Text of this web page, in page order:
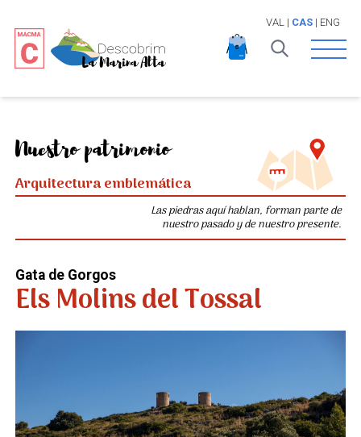
VAL | CAS| ENG
Open
Nuestro patrimonio
Arquitectura emblemática
Las piedras aquí hablan, forman parte de
nuestro pasado y de nuestro presente.
Gata de Gorgos
Els Molins del Tossal